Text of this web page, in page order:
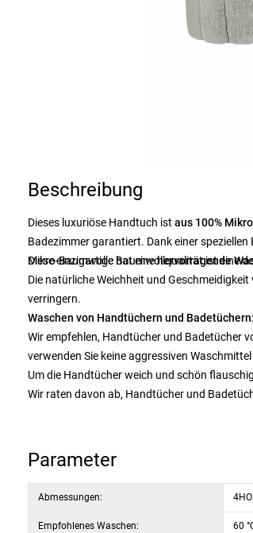
Beschreibung
Dieses luxuriöse Handtuch ist aus 100%
Badezimmer garantiert. Dank einer
Diese einzigartige Baumwollqualität ist eine
Mikro-Baumwolle hat einehervorragende
Die natürliche Weichheit und
verringern.
Waschen von Handtüchern und Badetüchern:
Wir empfehlen, Handtücher und Badetücher
verwenden Sie keine aggressiven
Um die Handtücher weich und schön
Wir raten davon ab, Handtücher und
Parameter
Abmessungen:
Empfohlenes Waschen: 60